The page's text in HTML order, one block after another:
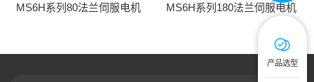
MS6H系列80法兰伺服电机 MS6H系列180法兰伺服电机
产品选型